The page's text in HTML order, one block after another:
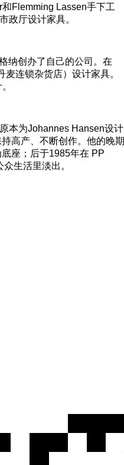
Flemming Lassen手下工
政厅设计家具。
纳创办了自己的公司。在
连锁杂货店）设计家具。
本为Johannes Hansen设计
高产、不断创作。他的晚期
座；后于1985年在 PP
生活里淡出。